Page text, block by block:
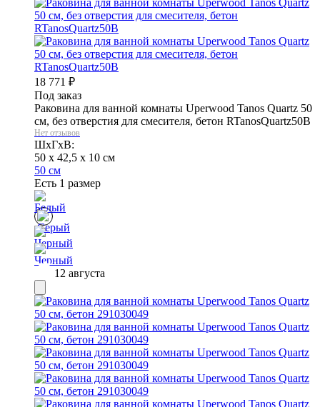
18 771 ₽
Под заказ
Раковина для ванной комнаты Uperwood Tanos Quartz 50
см, без отверстия для смесителя, бетон RTanosQuartz50B
Нет отзывов
ШхГхВ:
50 x 42,5 x 10 см
50 см
Есть 1 размер
12 августа